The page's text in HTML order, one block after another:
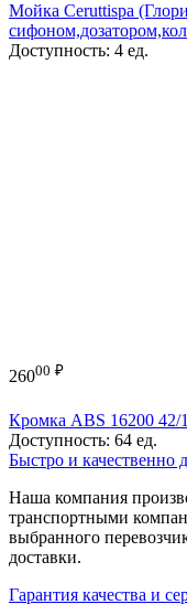
Мойка Ceruttispa
Доступность: 4 ед.
26000 ₽
Кромка ABS 16200 42/
Доступность: 64 ед.
Быстро и качественно
Наша компания
транспортными
выбранного
доставки.
Гарантия качества и